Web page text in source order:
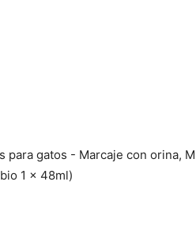
para gatos - Marcaje con orina,
1 x 48ml)